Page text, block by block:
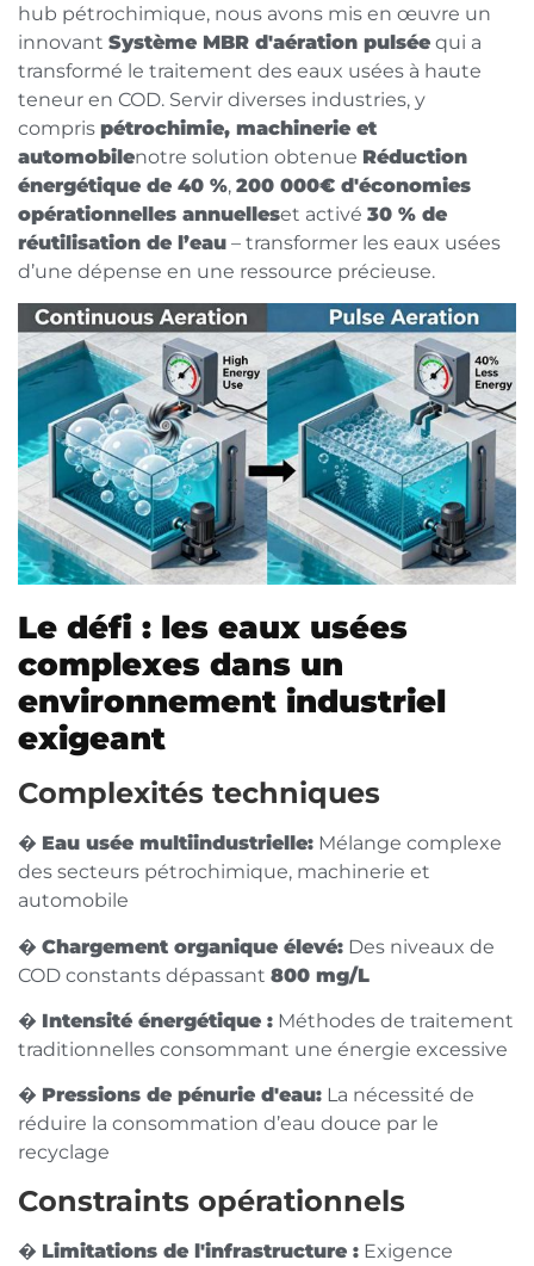
hub pétrochimique, nous avons mis en œuvre un
innovant Système MBR d'aération pulsée qui a
transformé le traitement des eaux usées à haute
teneur en COD. Servir diverses industries, y
compris pétrochimie, machinerie et
automobilenotre solution obtenue Réduction
énergétique de 40 %, 200 000€ d'économies
opérationnelles annuelleset activé 30 % de
réutilisation de l’eau – transformer les eaux usées
d’une dépense en une ressource précieuse.
Le défi : les eaux usées
complexes dans un
environnement industriel
exigeant
Complexités techniques
� Eau usée multiindustrielle: Mélange complexe
des secteurs pétrochimique, machinerie et
automobile
� Chargement organique élevé: Des niveaux de
COD constants dépassant 800 mg/L
� Intensité énergétique : Méthodes de traitement
traditionnelles consommant une énergie excessive
� Pressions de pénurie d'eau: La nécessité de
réduire la consommation d’eau douce par le
recyclage
Constraints opérationnels
� Limitations de l'infrastructure : Exigence